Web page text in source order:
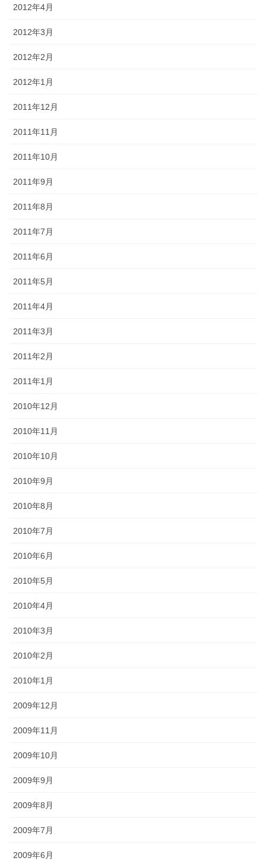
2012年4月
2012年3月
2012年2月
2012年1月
2011年12月
2011年11月
2011年10月
2011年9月
2011年8月
2011年7月
2011年6月
2011年5月
2011年4月
2011年3月
2011年2月
2011年1月
2010年12月
2010年11月
2010年10月
2010年9月
2010年8月
2010年7月
2010年6月
2010年5月
2010年4月
2010年3月
2010年2月
2010年1月
2009年12月
2009年11月
2009年10月
2009年9月
2009年8月
2009年7月
2009年6月